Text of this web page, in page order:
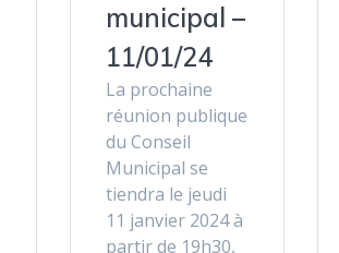
municipal –
11/01/24
La prochaine
réunion publique
du Conseil
Municipal se
tiendra le jeudi
11 janvier 2024 à
partir de 19h30,